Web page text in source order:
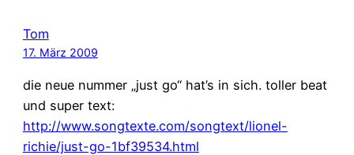
Tom
17. März 2009
die neue nummer „just go“ hat’s in sich. toller beat
und super text:
http://www.songtexte.com/songtext/lionel-
richie/just-go-1bf39534.html